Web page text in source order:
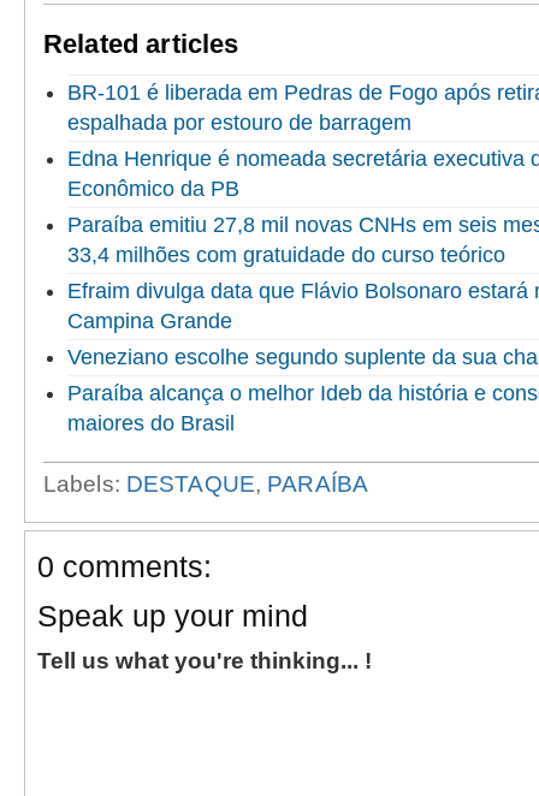
Related articles
BR-101 é liberada em Pedras de Fogo após
espalhada por estouro de barragem
Edna Henrique é nomeada secretária executiva
Econômico da PB
Paraíba emitiu 27,8 mil novas CNHs em seis
33,4 milhões com gratuidade do curso teórico
Efraim divulga data que Flávio Bolsonaro estará
Campina Grande
Veneziano escolhe segundo suplente da sua
Paraíba alcança o melhor Ideb da história e
maiores do Brasil
Labels: DESTAQUE, PARAÍBA
0 comments:
Speak up your mind
Tell us what you're thinking... !